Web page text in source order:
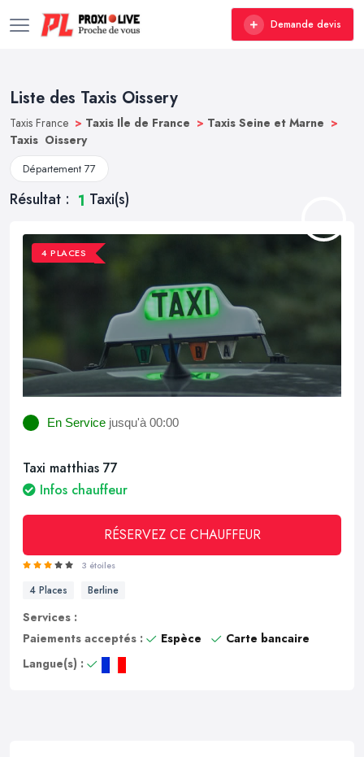
Demande devis
Liste des Taxis Oissery
Taxis France > Taxis Ile de France > Taxis Seine et Marne >
Taxis Oissery
Département 77
Résultat : 1 Taxi(s)
4 PLACES
En Service jusqu'à 00:00
Taxi matthias 77
Infos chauffeur
RÉSERVEZ CE CHAUFFEUR
3 étoiles
4 Places Berline
Services :
Paiements acceptés :
Espèce
Carte bancaire
Langue(s) :